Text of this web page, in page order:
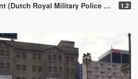
Royal Military Police Edition) 1.2